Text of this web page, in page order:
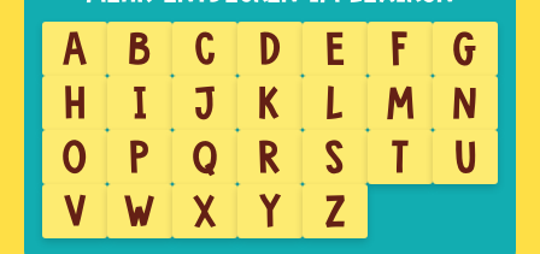
A B C D E F
G
H
I J K L M
N
O
P Q R S T
U
V
W X Y Z